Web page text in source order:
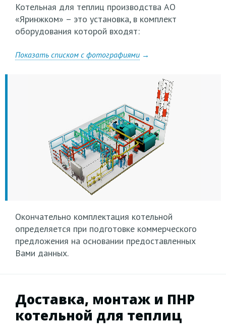
Котельная для теплиц производства АО
«Яринжком» – это установка, в комплект
оборудования которой входят:
Показать списком с фотографиями
Комплекс учета
Газораспределительное
устройство
Вентилятор
вытяжной
Окончательно комплектация котельной
определяется при подготовке коммерческого
предложения на основании предоставленных
Вами данных.
Доставка, монтаж и ПНР
котельной для теплиц